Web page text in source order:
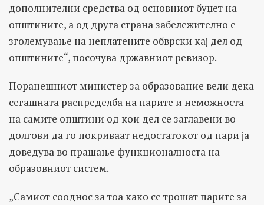
дополнителни средства од основниот буџет на
општините, а од друга страна забележително е
зголемување на неплатените обврски кај дел од
општините“, посочува државниот ревизор.
Поранешниот министер за образование вели дека
сегашната распределба на парите и неможноста
на самите општини од кои дел се заглавени во
долгови да го покриваат недостатокот од пари ја
доведува во прашање функционалноста на
образовниот систем.
„Самиот сооднос за тоа како се трошат парите за